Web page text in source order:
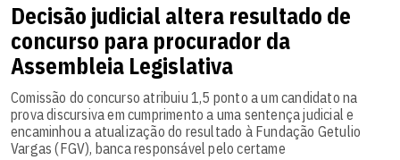
Decisão judicial altera resultado de
concurso para procurador da
Assembleia Legislativa
Comissão do concurso atribuiu 1,5 ponto a um candidato na
prova discursiva em cumprimento a uma sentença judicial e
encaminhou a atualização do resultado à Fundação Getulio
Vargas (FGV), banca responsável pelo certame